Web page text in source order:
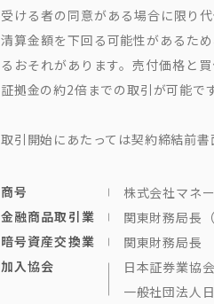
受ける者の同意がある場合に限り
清算金額を下回る可能性があるた
るおそれがあります。売付価格と
証拠金の約2倍までの取引が可能で
取引開始にあたっては契約締結前
商号 株式会社マネ
金融商品取引業
関東財務局長
暗号資産交換業
関東財務局長
加入協会
日本証券業協会
一般社団法人